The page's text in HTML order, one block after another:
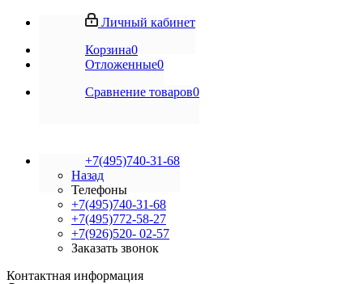
Личный кабинет
Корзина0
Отложенные0
Сравнение товаров0
+7(495)740-31-68
Назад
Телефоны
+7(495)740-31-68
+7(495)772-58-27
+7(926)520- 02-57
Заказать звонок
Контактная информация